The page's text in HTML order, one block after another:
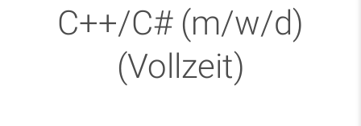
C++/C# (m/w/d)
(Vollzeit)